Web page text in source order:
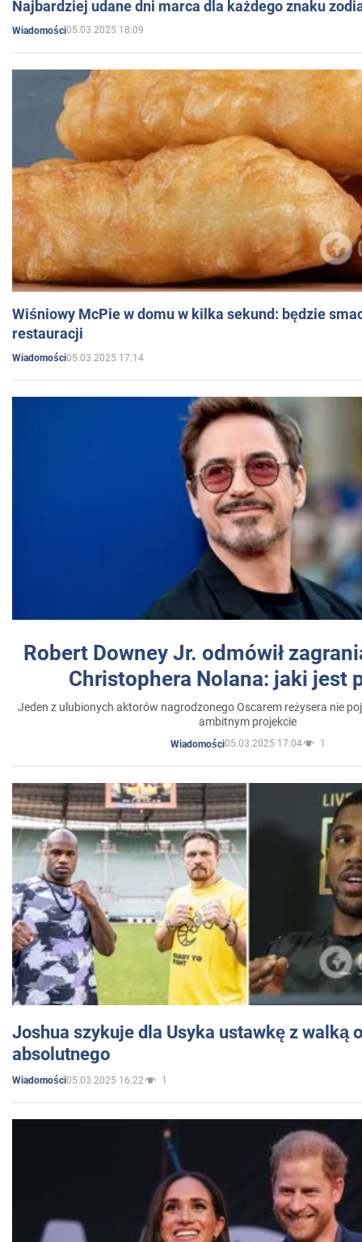
Najbardziej udane dni marca dla każdego znaku
Wiadomości05.03.2025 18:09
Wiśniowy McPie w domu w kilka sekund: będzie
restauracji
Wiadomości05.03.2025 17:14
Robert Downey Jr. odmówił
Christophera Nolana: jaki jest
Jeden z ulubionych aktorów nagrodzonego Oscarem reżysera nie
ambitnym projekcie
Wiadomości05.03.2025 17:04 1
Joshua szykuje dla Usyka ustawkę z walką
absolutnego
Wiadomości05.03.2025 16:22 1